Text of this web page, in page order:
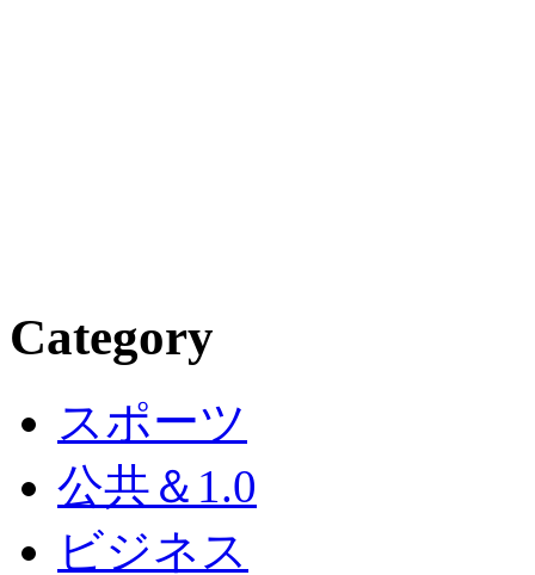
Category
スポーツ
公共＆1.0
ビジネス